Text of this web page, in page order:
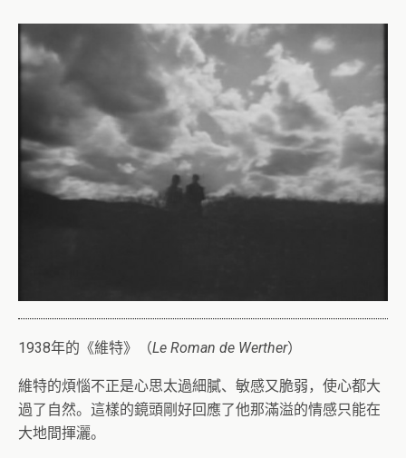
1938年的《維特》（Le Roman de Werther）
維特的煩惱不正是心思太過細膩、敏感又脆弱，使心都大
過了自然。這樣的鏡頭剛好回應了他那滿溢的情感只能在
大地間揮灑。